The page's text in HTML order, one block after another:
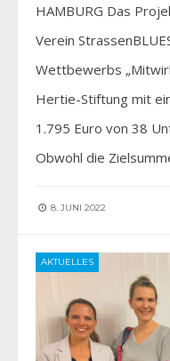
HAMBURG Das
Verein
Wettbewerbs
Hertie-Stiftung mit
1.795 Euro von 38
Obwohl die
8. JUNI 2022
AKTUELLES